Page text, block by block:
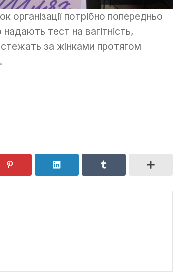
організації потрібно попередньо
тест на вагітність,
стежать за жінками протягом